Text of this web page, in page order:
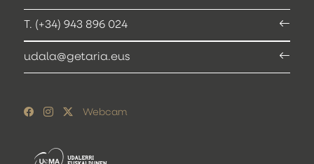
T. (+34) 943 896 024
udala@getaria.eus
Webcam